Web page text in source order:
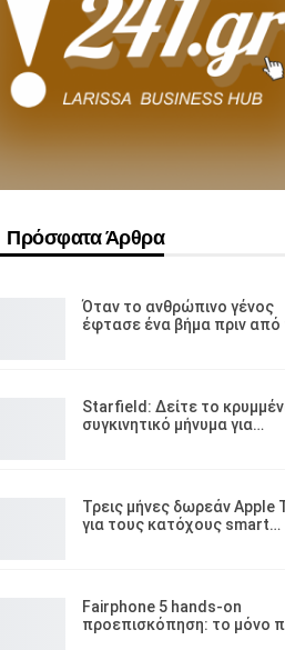
Πρόσφατα Άρθρα
Όταν το ανθρώπινο γένος
έφτασε ένα βήμα πριν από
Starfield: Δείτε το
συγκινητικό μήνυμα για…
Τρεις μήνες δωρεάν Apple
για τους κατόχους smart…
Fairphone 5 hands-on
προεπισκόπηση: το μόνο